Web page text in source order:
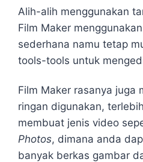
Alih-alih menggunakan
Film Maker
sederhana namu tetap
tools-tools untuk
Film Maker rasanya juga
ringan digunakan,
membuat jenis video
Photos, dimana anda
banyak berkas gambar